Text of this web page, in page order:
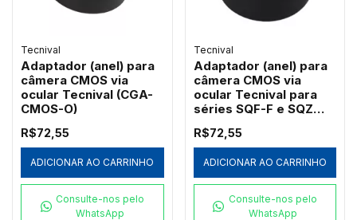
Tecnival
Adaptador (anel) para
câmera CMOS via
ocular Tecnival (CGA-
CMOS-O)
R$72,55
ADICIONAR AO CARRINHO
Consulte-nos pelo
WhatsApp
Tecnival
Adaptador (anel) para
câmera CMOS via
ocular Tecnival para
séries SQF-F e SQZ
R$72,55
ADICIONAR AO CARRINHO
Consulte-nos pelo
WhatsApp